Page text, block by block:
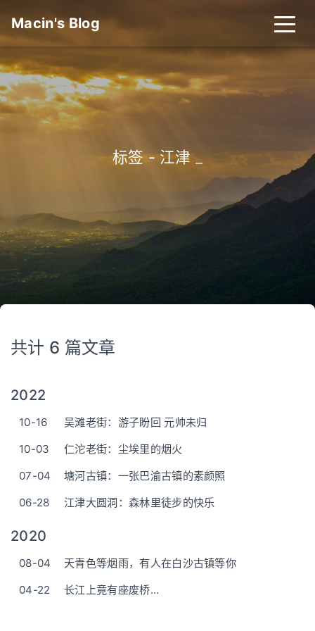
Macin's Blog
标签 - 江津_
共计 6 篇文章
2022
10-16
吴滩老街：游子盼回 元帅未归
10-03
仁沱老街：尘埃里的烟火
07-04
塘河古镇：一张巴渝古镇的素颜照
06-28
江津大圆洞：森林里徒步的快乐
2020
08-04
天青色等烟雨，有人在白沙古镇等你
04-22
长江上竟有座废桥...